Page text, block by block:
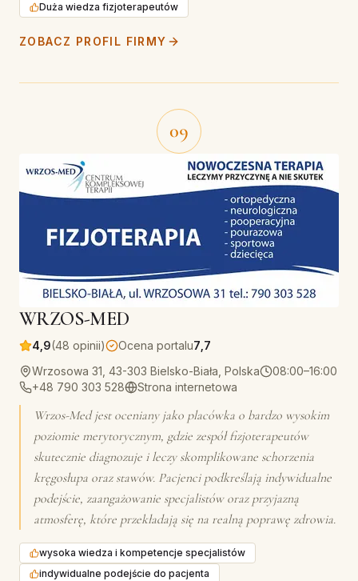
Duża wiedza fizjoterapeutów
ZOBACZ PROFIL FIRMY
09
WRZOS-MED
4,9(48 opinii) Ocena portalu7,7
Wrzosowa 31, 43-303 Bielsko-Biała, Polska
08:00–16:00
+48 790 303 528
Strona internetowa
Wrzos-Med jest oceniany jako placówka o bardzo wysokim
poziomie merytorycznym, gdzie zespół fizjoterapeutów
skutecznie diagnozuje i leczy skomplikowane schorzenia
kręgosłupa oraz stawów. Pacjenci podkreślają indywidualne
podejście, zaangażowanie specjalistów oraz przyjazną
atmosferę, które przekładają się na realną poprawę zdrowia.
wysoka wiedza i kompetencje specjalistów
indywidualne podejście do pacjenta